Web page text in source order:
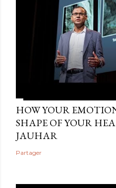
HOW YOUR
SHAPE OF YOUR
JAUHAR
Partager